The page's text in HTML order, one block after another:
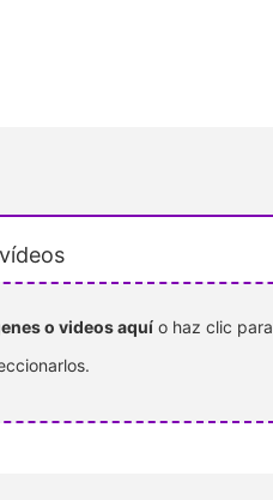
o videos aquí o haz clic para